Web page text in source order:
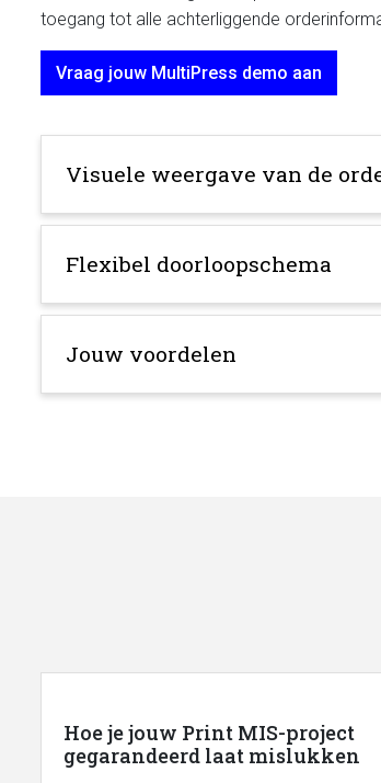
toegang tot alle achterliggende
Vraag jouw MultiPress demo aan
Visuele weergave van de
Flexibel doorloopschema
Jouw voordelen
Hoe je jouw Print MIS-project
gegarandeerd laat mislukken